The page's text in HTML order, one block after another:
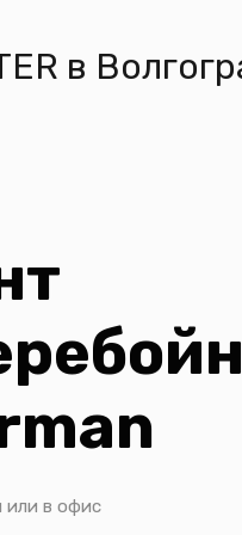
или в офис